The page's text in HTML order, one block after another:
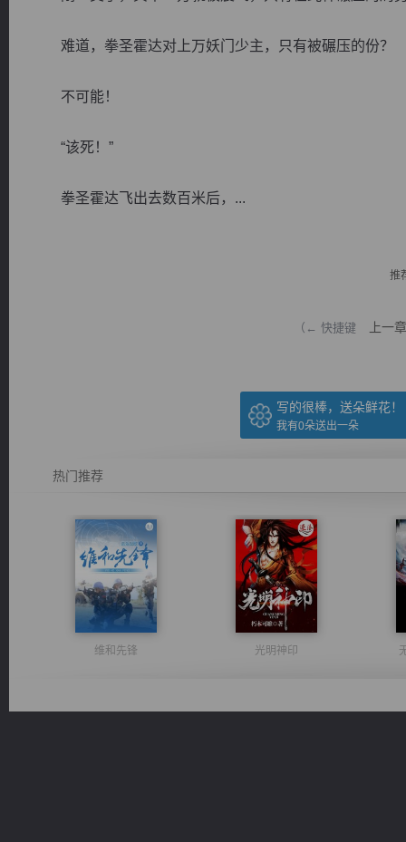
难道，拳圣霍达对上万妖门少主，只有被碾压的份？
不可能！
“该死！”
拳圣霍达飞出去数百米后，...
推
（← 快捷键 上一章
写的很棒，送朵鲜花！
我有0朵送出一朵
热门推荐
维和先锋 光明神印